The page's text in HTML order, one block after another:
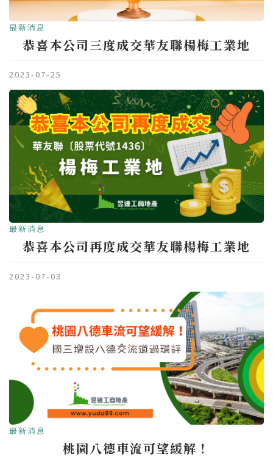
最新消息
恭喜本公司三度成交華友聯楊梅工業地
2023-07-25
最新消息
恭喜本公司再度成交華友聯楊梅工業地
2023-07-03
最新消息
桃園八德車流可望緩解！